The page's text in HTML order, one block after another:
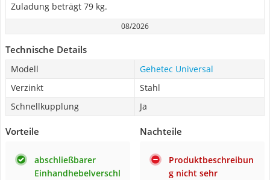
Zuladung beträgt 79 kg.
08/2026
Technische Details
Modell
Gehetec Universal
Verzinkt
Stahl
Schnellkupplung
Ja
Vorteile
abschließbarer
Einhandhebelverschl
Nachteile
Produktbeschreibun
g nicht sehr